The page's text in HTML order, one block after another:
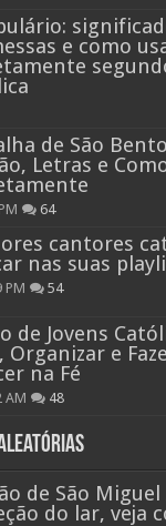
e como
de São
Letras e
64
cantores
nas suas
PM 54
de Jovens
Organizar e
na Fé
AM 48
de São Miguel
do lar, veja